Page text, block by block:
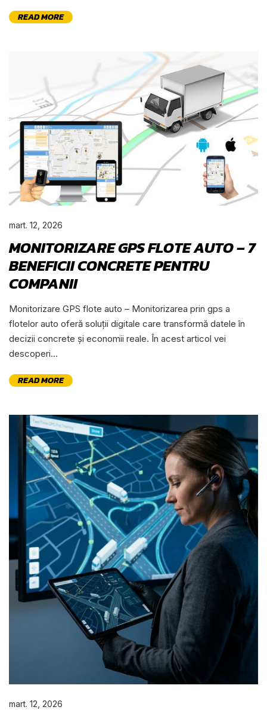
READ MORE
mart. 12, 2026
MONITORIZARE GPS FLOTE AUTO – 7
BENEFICII CONCRETE PENTRU
COMPANII
Monitorizare GPS flote auto – Monitorizarea prin gps a
flotelor auto oferă soluții digitale care transformă datele în
decizii concrete și economii reale. În acest articol vei
descoperi...
READ MORE
mart. 12, 2026